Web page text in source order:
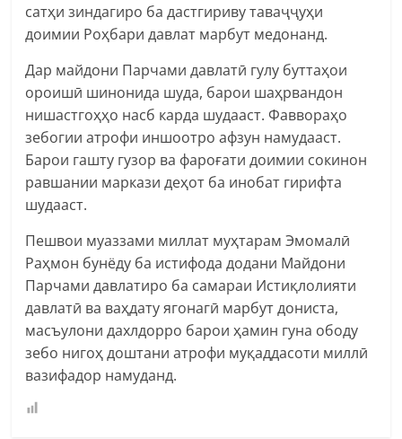
сатҳи зиндагиро ба дастгириву таваҷҷуҳи
доимии Роҳбари давлат марбут медонанд.
Дар майдони Парчами давлатӣ гулу буттаҳои
ороишӣ шинонида шуда, барои шаҳрвандон
нишастгоҳҳо насб карда шудааст. Фаввораҳо
зебогии атрофи иншоотро афзун намудааст.
Барои гашту гузор ва фароғати доимии сокинон
равшании маркази деҳот ба инобат гирифта
шудааст.
Пешвои муаззами миллат муҳтарам Эмомалӣ
Раҳмон бунёду ба истифода додани Майдони
Парчами давлатиро ба самараи Истиқлолияти
давлатӣ ва ваҳдату ягонагӣ марбут дониста,
масъулони дахлдорро барои ҳамин гуна ободу
зебо нигоҳ доштани атрофи муқаддасоти миллӣ
вазифадор намуданд.